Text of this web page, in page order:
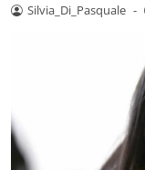
Silvia_Di_Pasquale -